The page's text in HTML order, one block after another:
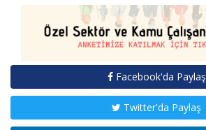
Facebook'da Paylaş
Twitter'da Paylaş